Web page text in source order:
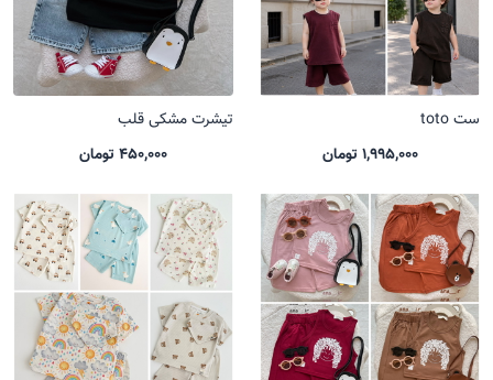
ست toto
1,995,000 تومان
تیشرت مشکی قلب
450,000 تومان